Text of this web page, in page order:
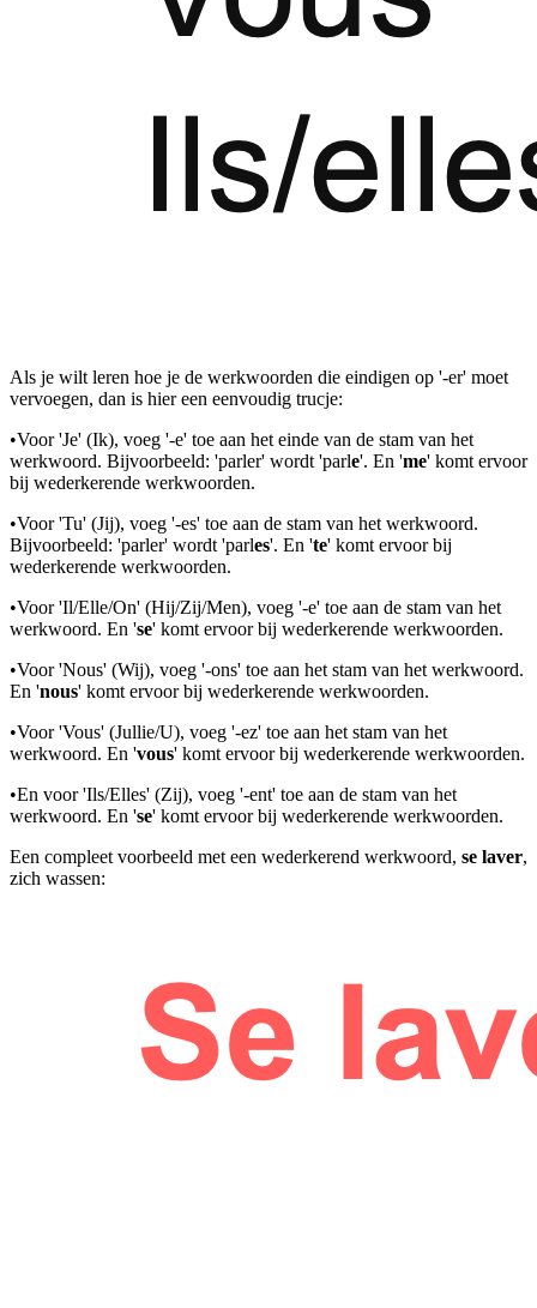
Als je wilt leren hoe je de werkwoorden die eindigen op '-er' moet
vervoegen, dan is hier een eenvoudig trucje:
•Voor 'Je' (Ik), voeg '-e' toe aan het einde van de stam van het
werkwoord. Bijvoorbeeld: 'parler' wordt 'parle'. En 'me' komt ervoor
bij wederkerende werkwoorden.
•Voor 'Tu' (Jij), voeg '-es' toe aan de stam van het werkwoord.
Bijvoorbeeld: 'parler' wordt 'parles'. En 'te' komt ervoor bij
wederkerende werkwoorden.
•Voor 'Il/Elle/On' (Hij/Zij/Men), voeg '-e' toe aan de stam van het
werkwoord. En 'se' komt ervoor bij wederkerende werkwoorden.
•Voor 'Nous' (Wij), voeg '-ons' toe aan het stam van het werkwoord.
En 'nous' komt ervoor bij wederkerende werkwoorden.
•Voor 'Vous' (Jullie/U), voeg '-ez' toe aan het stam van het
werkwoord. En 'vous' komt ervoor bij wederkerende werkwoorden.
•En voor 'Ils/Elles' (Zij), voeg '-ent' toe aan de stam van het
werkwoord. En 'se' komt ervoor bij wederkerende werkwoorden.
Een compleet voorbeeld met een wederkerend werkwoord, se laver,
zich wassen: